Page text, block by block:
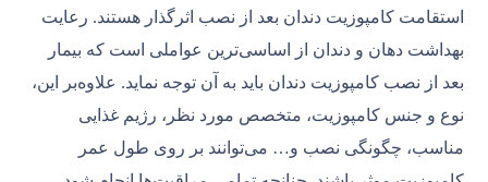
استقامت کامپوزیت دندان بعد از نصب اثرگذار هستند. رعایت
بهداشت دهان و دندان از اساسی‌ترین عواملی است که بیمار
بعد از نصب کامپوزیت دندان باید به آن توجه نماید. علاوه‌بر این،
نوع و جنس کامپوزیت، متخصص مورد نظر، رژیم غذایی
مناسب، چگونگی نصب و… می‌توانند بر روی طول عمر